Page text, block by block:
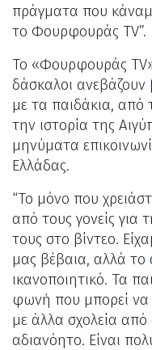
πράγματα που
το Φουρφουράς TV”.
Το «Φουρφουράς TV»
δάσκαλοι ανεβάζουν
με τα παιδάκια, από
την ιστορία της
μηνύματα
Ελλάδας.
“Το μόνο που
από τους γονείς για
τους στο βίντεο.
μας βέβαια, αλλά το
ικανοποιητικό. Τα
φωνή που μπορεί να
με άλλα σχολεία
αδιανόητο. Είναι